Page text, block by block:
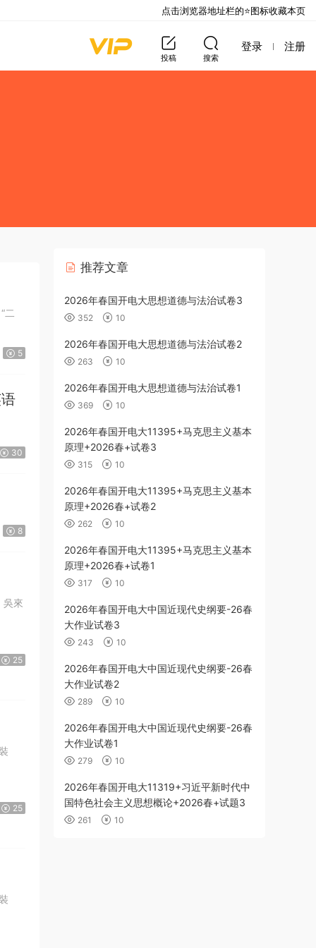
投稿 搜索
登录 注册
5
30
8
來
25
25
推荐文章
2026年春国开电大思想道德与法治试卷3
352 10
2026年春国开电大思想道德与法治试卷2
263 10
2026年春国开电大思想道德与法治试卷1
369 10
2026年春国开电大11395+马克思主义基本
原理+2026春+试卷3
315 10
2026年春国开电大11395+马克思主义基本
原理+2026春+试卷2
262 10
2026年春国开电大11395+马克思主义基本
原理+2026春+试卷1
317 10
2026年春国开电大中国近现代史纲要-26春
大作业试卷3
243 10
2026年春国开电大中国近现代史纲要-26春
大作业试卷2
289 10
2026年春国开电大中国近现代史纲要-26春
大作业试卷1
279 10
2026年春国开电大11319+习近平新时代中
国特色社会主义思想概论+2026春+试题3
261 10
点击浏览器地址栏的⭐图标收藏本页